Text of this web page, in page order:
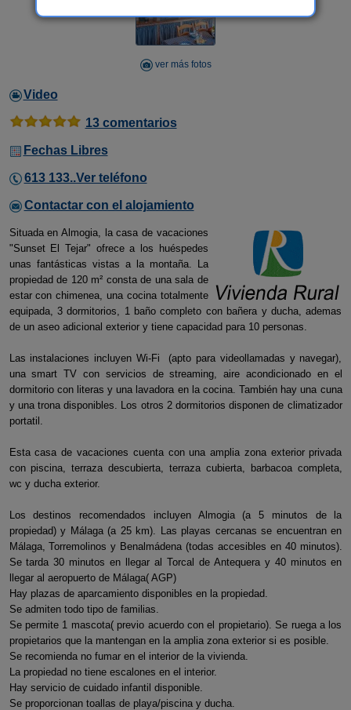
ver más fotos
Video
13 comentarios
Fechas Libres
613 133..Ver teléfono
Contactar con el alojamiento
Situada en Almogia, la casa de vacaciones
"Sunset El Tejar" ofrece a los huéspedes
unas fantásticas vistas a la montaña. La
propiedad de 120 m² consta de una sala de
estar con chimenea, una cocina totalmente
equipada, 3 dormitorios, 1 baño completo con bañera y ducha, ademas
de un aseo adicional exterior y tiene capacidad para 10 personas.
Las instalaciones incluyen Wi-Fi (apto para videollamadas y navegar),
una smart TV con servicios de streaming, aire acondicionado en el
dormitorio con literas y una lavadora en la cocina. También hay una cuna
y una trona disponibles. Los otros 2 dormitorios disponen de climatizador
portatil.
Esta casa de vacaciones cuenta con una amplia zona exterior privada
con piscina, terraza descubierta, terraza cubierta, barbacoa completa,
wc y ducha exterior.
Los destinos recomendados incluyen Almogia (a 5 minutos de la
propiedad) y Málaga (a 25 km). Las playas cercanas se encuentran en
Málaga, Torremolinos y Benalmádena (todas accesibles en 40 minutos).
Se tarda 30 minutos en llegar al Torcal de Antequera y 40 minutos en
llegar al aeropuerto de Málaga( AGP)
Hay plazas de aparcamiento disponibles en la propiedad.
Se admiten todo tipo de familias.
Se permite 1 mascota( previo acuerdo con el propietario). Se ruega a los
propietarios que la mantengan en la amplia zona exterior si es posible.
Se recomienda no fumar en el interior de la vivienda.
La propiedad no tiene escalones en el interior.
Hay servicio de cuidado infantil disponible.
Se proporcionan toallas de playa/piscina y ducha.